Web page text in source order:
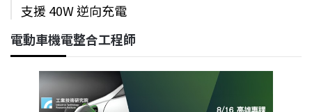
支援 40W 逆向充電
電動車機電整合工程師